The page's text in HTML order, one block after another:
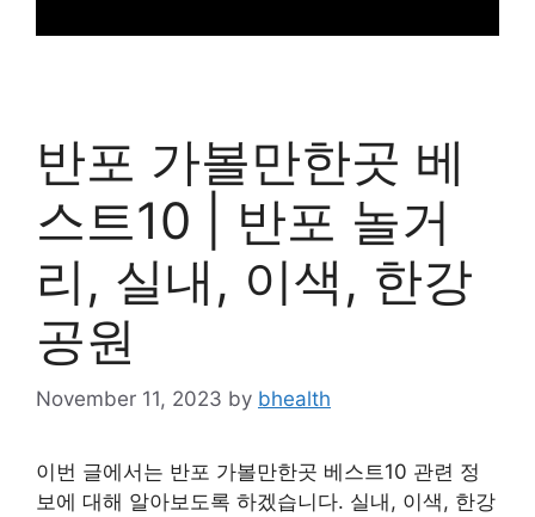
반포 가볼만한곳 베
스트10 | 반포 놀거
리, 실내, 이색, 한강
공원
November 11, 2023 by bhealth
이번 글에서는 반포 가볼만한곳 베스트10 관련 정
보에 대해 알아보도록 하겠습니다. 실내, 이색, 한강